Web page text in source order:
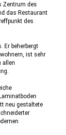
Zentrum des
das Restaurant
des
Er beherbergt
ist sehr
allen
neu gestaltete